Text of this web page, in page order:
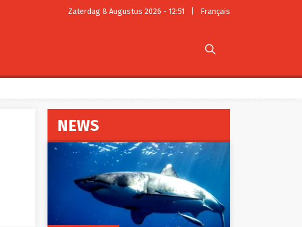
Zaterdag 8 Augustus 2026 - 12:51 Français

NEWS